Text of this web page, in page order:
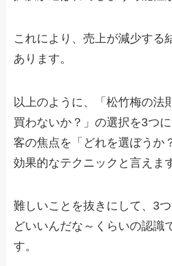
これにより、売上が減少する
あります。
以上のように、「松竹梅の法
買わないか？」の選択を3つ
客の焦点を「どれを選ぼうか
効果的なテクニックと言えま
難しいことを抜きにして、3
どいいんだな～くらいの認識
す。